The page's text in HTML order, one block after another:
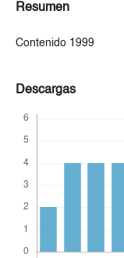
Resumen
Contenido 1999
Descargas